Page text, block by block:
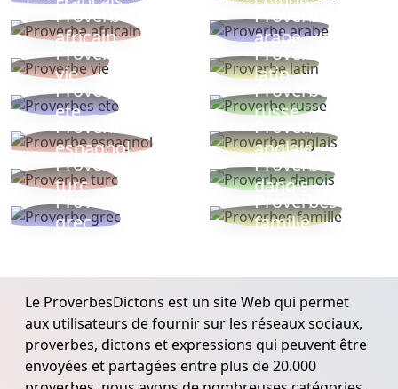
Proverbe
africain
Proverbe
arabe
Proverbe
vie
Proverbe
latin
Proverbes
ete
Proverbe
russe
Proverbe
espagnol
Proverbe
anglais
Proverbe
turc
Proverbe
danois
Proverbe
grec
Proverbes
famille
Le ProverbesDictons est un site Web qui permet
aux utilisateurs de fournir sur les réseaux sociaux,
proverbes, dictons et expressions qui peuvent être
envoyées et partagées entre plus de 20.000